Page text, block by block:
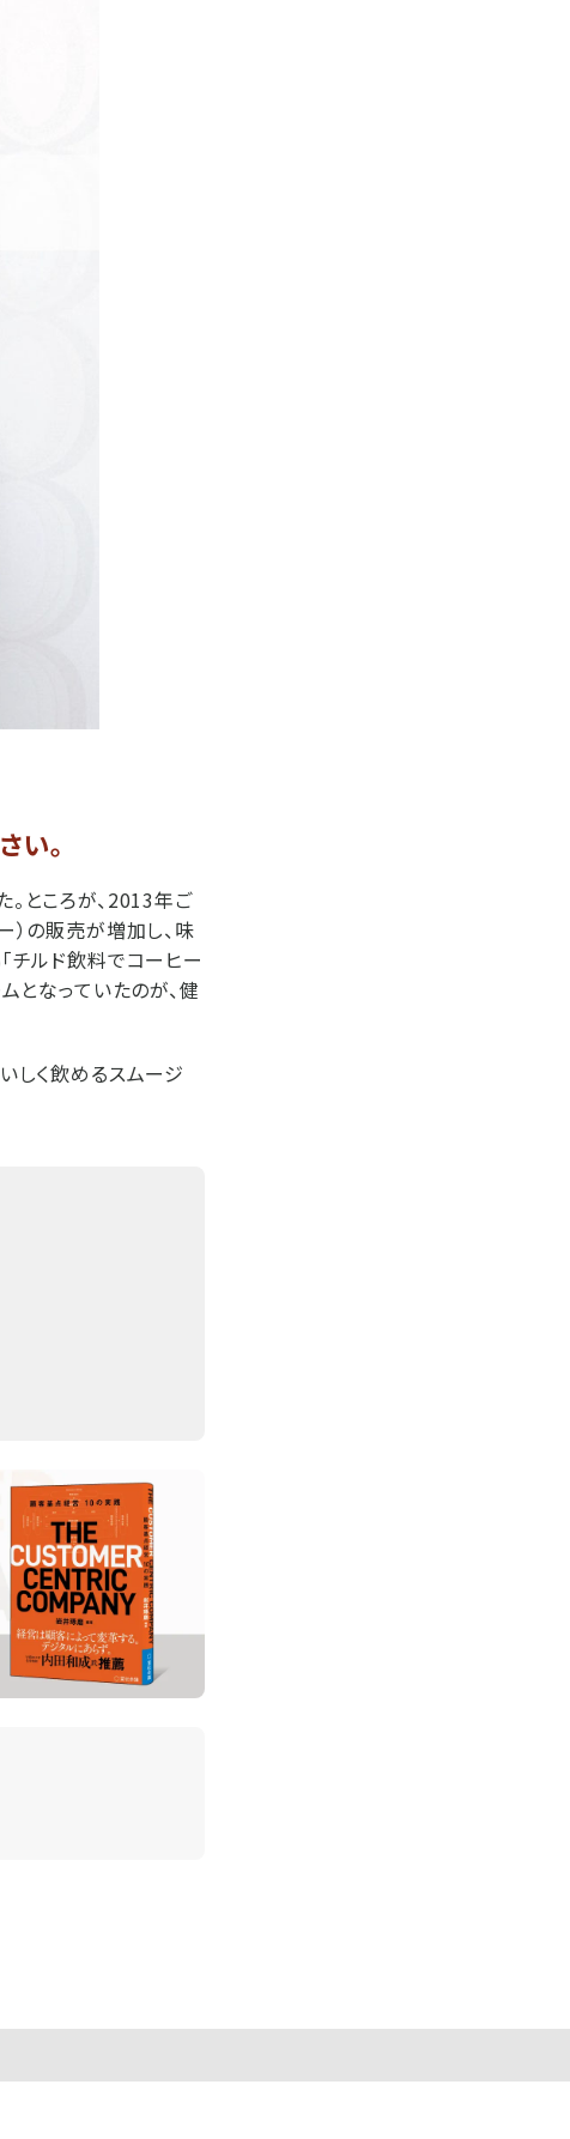
い。
ところが、2013年ご
の販売が増加し、味
チルド飲料でコーヒー
となっていたのが、健
しく飲めるスムージ